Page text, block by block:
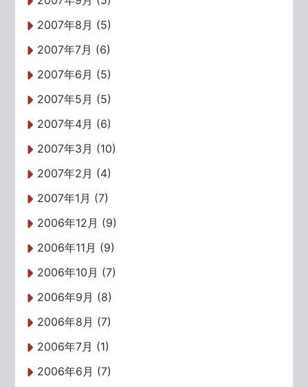
2007年8月 (5)
2007年7月 (6)
2007年6月 (5)
2007年5月 (5)
2007年4月 (6)
2007年3月 (10)
2007年2月 (4)
2007年1月 (7)
2006年12月 (9)
2006年11月 (9)
2006年10月 (7)
2006年9月 (8)
2006年8月 (7)
2006年7月 (1)
2006年6月 (7)